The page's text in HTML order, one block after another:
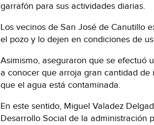
garrafón para sus actividades diarias.
Los vecinos de San José de Canutillo
el pozo y lo dejen en condiciones de
Asimismo, aseguraron que se efectuó
a conocer que arroja gran cantidad
que el agua está contaminada.
En este sentido, Miguel Valadez
Desarrollo Social de la administración